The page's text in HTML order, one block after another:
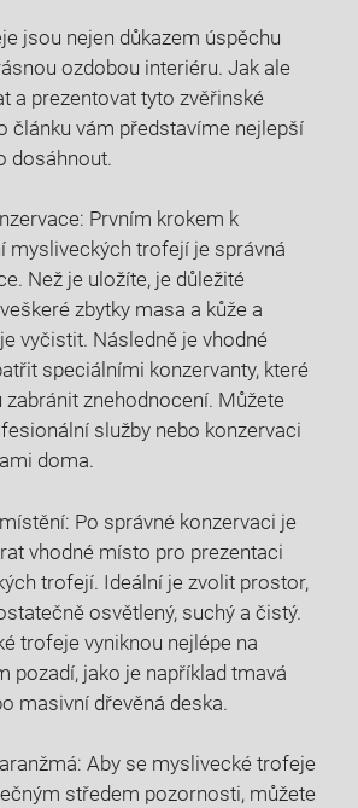
jsou nejen důkazem úspěchu
ozdobou interiéru. Jak ale
a prezentovat tyto zvěřinské
článku vám představíme nejlepší
dosáhnout.
Prvním krokem k
mysliveckých trofejí je správná
Než je uložíte, je důležité
zbytky masa a kůže a
vyčistit. Následně je vhodné
speciálními konzervanty, které
zabránit znehodnocení. Můžete
služby nebo konzervaci
doma.
Po správné konzervaci je
vhodné místo pro prezentaci
trofejí. Ideální je zvolit prostor,
osvětlený, suchý a čistý.
trofeje vyniknou nejlépe na
pozadí, jako je například tmavá
masivní dřevěná deska.
Aby se myslivecké trofeje
středem pozornosti, můžete